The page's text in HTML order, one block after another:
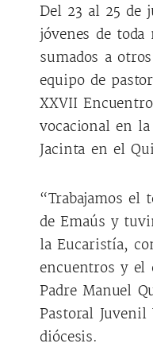
Del 23 al 25 de
jóvenes de toda
sumados a
equipo de
XXVII
vocacional en
Jacinta en el
“Trabajamos el
de Emaús y
la Eucaristía,
encuentros y
Padre Manuel
Pastoral
diócesis.